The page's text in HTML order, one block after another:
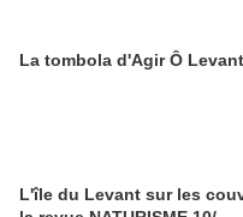
La tombola d'Agir Ô Levant
L'île du Levant sur les